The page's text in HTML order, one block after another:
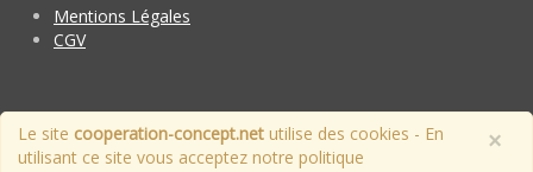
Mentions Légales
CGV
×
Le site cooperation-concept.net utilise des cookies - En
utilisant ce site vous acceptez notre politique